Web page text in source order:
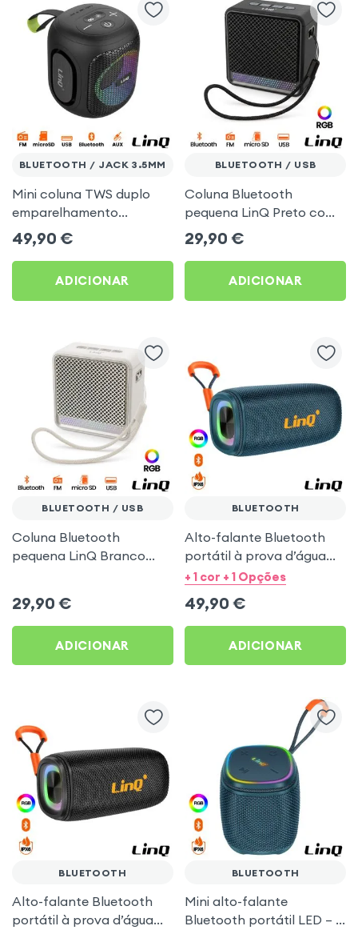
BLUETOOTH / JACK 3.5MM
Mini coluna TWS duplo
emparelhamento
Bluetooth + RGB
personalizável
49,90 €
ADICIONAR
BLUETOOTH / USB
Coluna Bluetooth
pequena LinQ Preto com
cordão de transporte
29,90 €
ADICIONAR
BLUETOOTH / USB
Coluna Bluetooth
pequena LinQ Branco
29,90 €
ADICIONAR
BLUETOOTH
Alto-falante Bluetooth
portátil à prova d’água
IPX6 com LED multicolor –
+ 1 cor + 1 Opções
49,90 €
ADICIONAR
BLUETOOTH
Alto-falante Bluetooth
portátil à prova d’água
BLUETOOTH
Mini alto-falante
Bluetooth portátil LED – à